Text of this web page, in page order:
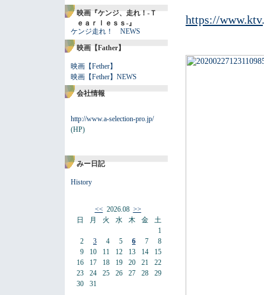
映画『ケンジ、走れ！-Ｔ
ｅａｒｌｅｓｓ-』
ケンジ走れ！ NEWS
映画【Father】
映画【Fether】
映画【Fether】NEWS
会社情報
http://www.a-selection-pro.jp/
(HP)
みー日記
History
<<2026.08 >>
日
2
9
16
23
30
月
3
10
17
24
31
火
4
11
18
25
水
5
12
19
26
木
6
13
20
27
金
7
14
21
28
土
1
8
15
22
29
https://